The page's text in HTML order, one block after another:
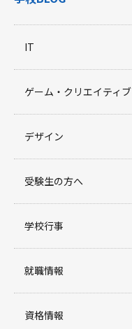
IT
ゲーム・クリエイティブ
デザイン
受験生の方へ
学校行事
就職情報
資格情報